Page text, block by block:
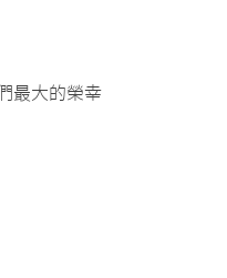
最大的榮幸